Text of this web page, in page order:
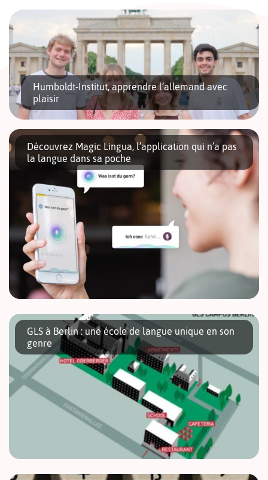
Humboldt-Institut, apprendre l’allemand avec
plaisir
Si vous avez entre 15 et 99 ans, voire plus et envie de
parfaire vos compétences en allemand, sachez que
l’Humboldt-Institut vous propose des cours très adaptés à
vos besoins. […]
Découvrez Magic Lingua, l’application qui n’a pas
la langue dans sa poche
Le XXIème siècle sera polyglotte ou ne sera pas. Or, si vous vivez
à Berlin vous maîtrisez sûrement une langue étrangère, voire
deux, et, connaissez ainsi les avantages de parler […]
GLS à Berlin : une école de langue unique en son
genre
GLS, l’école d’allemand à Berlin est une école de langue qui a